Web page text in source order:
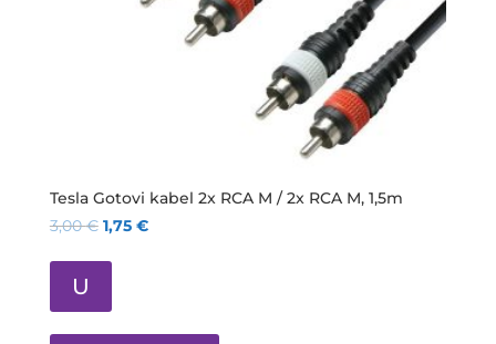
Tesla Gotovi kabel 2x RCA M / 2x RCA M, 1,5m
3,00€ 1,75 €
U